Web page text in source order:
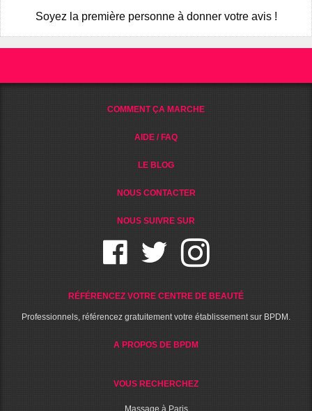
Soyez la première personne à donner votre avis !
COMMENT ÇA MARCHE
AIDE / FAQ
LE BLOG
NOUS CONTACTER
NOUS SUIVRE SUR
RÉFÉRENCEZ VOTRE CENTRE DE BEAUTÉ
Professionnels, référencez gratuitement votre établissement sur BPDM.
A PROPOS DE BPDM
VOUS RECHERCHEZ